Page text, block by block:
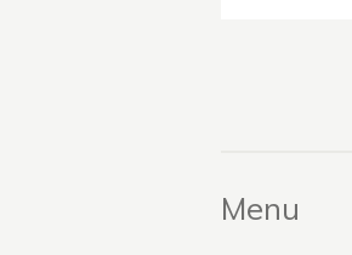
Menu